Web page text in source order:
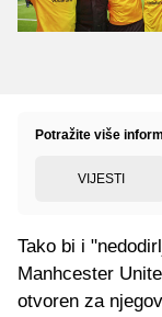
Potražite više
VIJESTI
Tako bi i
Manhcester
otvoren za